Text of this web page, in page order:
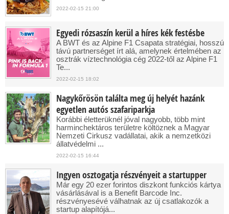
2022-02-15 21:00
Egyedi rózsaszín kerül a híres kék festésbe
A BWT és az Alpine F1 Csapata stratégiai, hosszú
távú partnerséget írt alá, amelynek értelmében az
osztrák víztechnológia cég 2022-től az Alpine F1
Te...
2022-02-15 18:02
Nagykőrösön találta meg új helyét hazánk
egyetlen autós szafariparkja
Korábbi életterüknél jóval nagyobb, több mint
harminchektáros területre költöznek a Magyar
Nemzeti Cirkusz vadállatai, akik a nemzetközi
állatvédelmi ...
2022-02-15 16:44
Ingyen osztogatja részvényeit a startupper
Már egy 20 ezer forintos diszkont funkciós kártya
vásárlásával is a Benefit Barcode Inc.
részvényesévé válhatnak az új csatlakozók a
startup alapítójá...